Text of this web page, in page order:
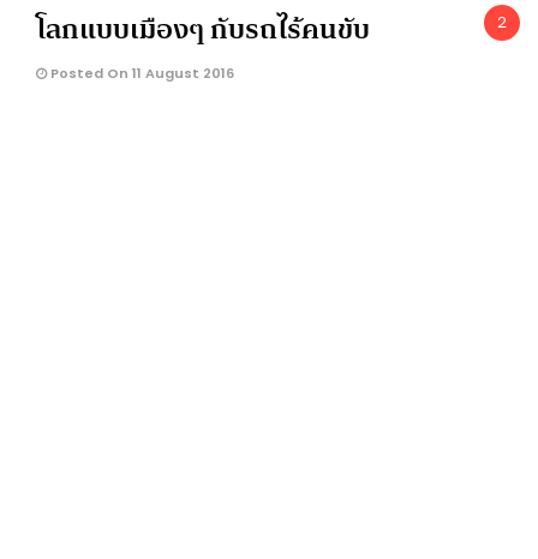
โลกแบบเมืองๆ กับรถไร้คนขับ
Posted On 11 August 2016
2